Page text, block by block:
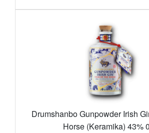
Drumshanbo Gunpowder Irish
Horse (Keramika) 43%